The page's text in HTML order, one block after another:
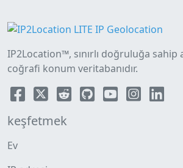
IP2Location™, sınırlı doğruluğa sahip
coğrafi konum veritabanıdır.
keşfetmek
Ev